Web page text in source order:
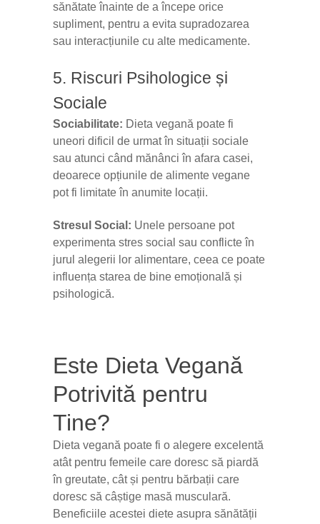
sănătate înainte de a începe orice
supliment, pentru a evita supradozarea
sau interacțiunile cu alte medicamente.
5. Riscuri Psihologice și
Sociale
Sociabilitate: Dieta vegană poate fi
uneori dificil de urmat în situații sociale
sau atunci când mănânci în afara casei,
deoarece opțiunile de alimente vegane
pot fi limitate în anumite locații.
Stresul Social: Unele persoane pot
experimenta stres social sau conflicte în
jurul alegerii lor alimentare, ceea ce poate
influența starea de bine emoțională și
psihologică.
Este Dieta Vegană
Potrivită pentru
Tine?
Dieta vegană poate fi o alegere excelentă
atât pentru femeile care doresc să piardă
în greutate, cât și pentru bărbații care
doresc să câștige masă musculară.
Beneficiile acestei diete asupra sănătății